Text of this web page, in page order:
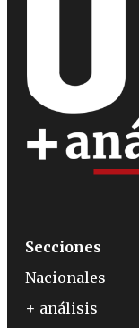
Secciones
Nacionales
+ análisis